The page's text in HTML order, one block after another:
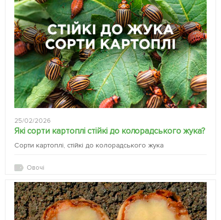
25/02/2026
Які сорти картоплі стійкі до колорадського жука?
Сорти картоплі, стійкі до колорадського жука
Овочі